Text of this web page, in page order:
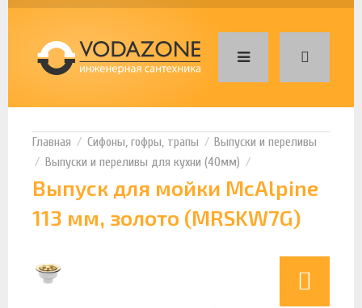
Сифоны, гофры, трапы
Выпуски и переливы
Выпуски и переливы для кухни (40мм)
Выпуск для мойки McAlpine
113 мм, золото (MRSKW7G)